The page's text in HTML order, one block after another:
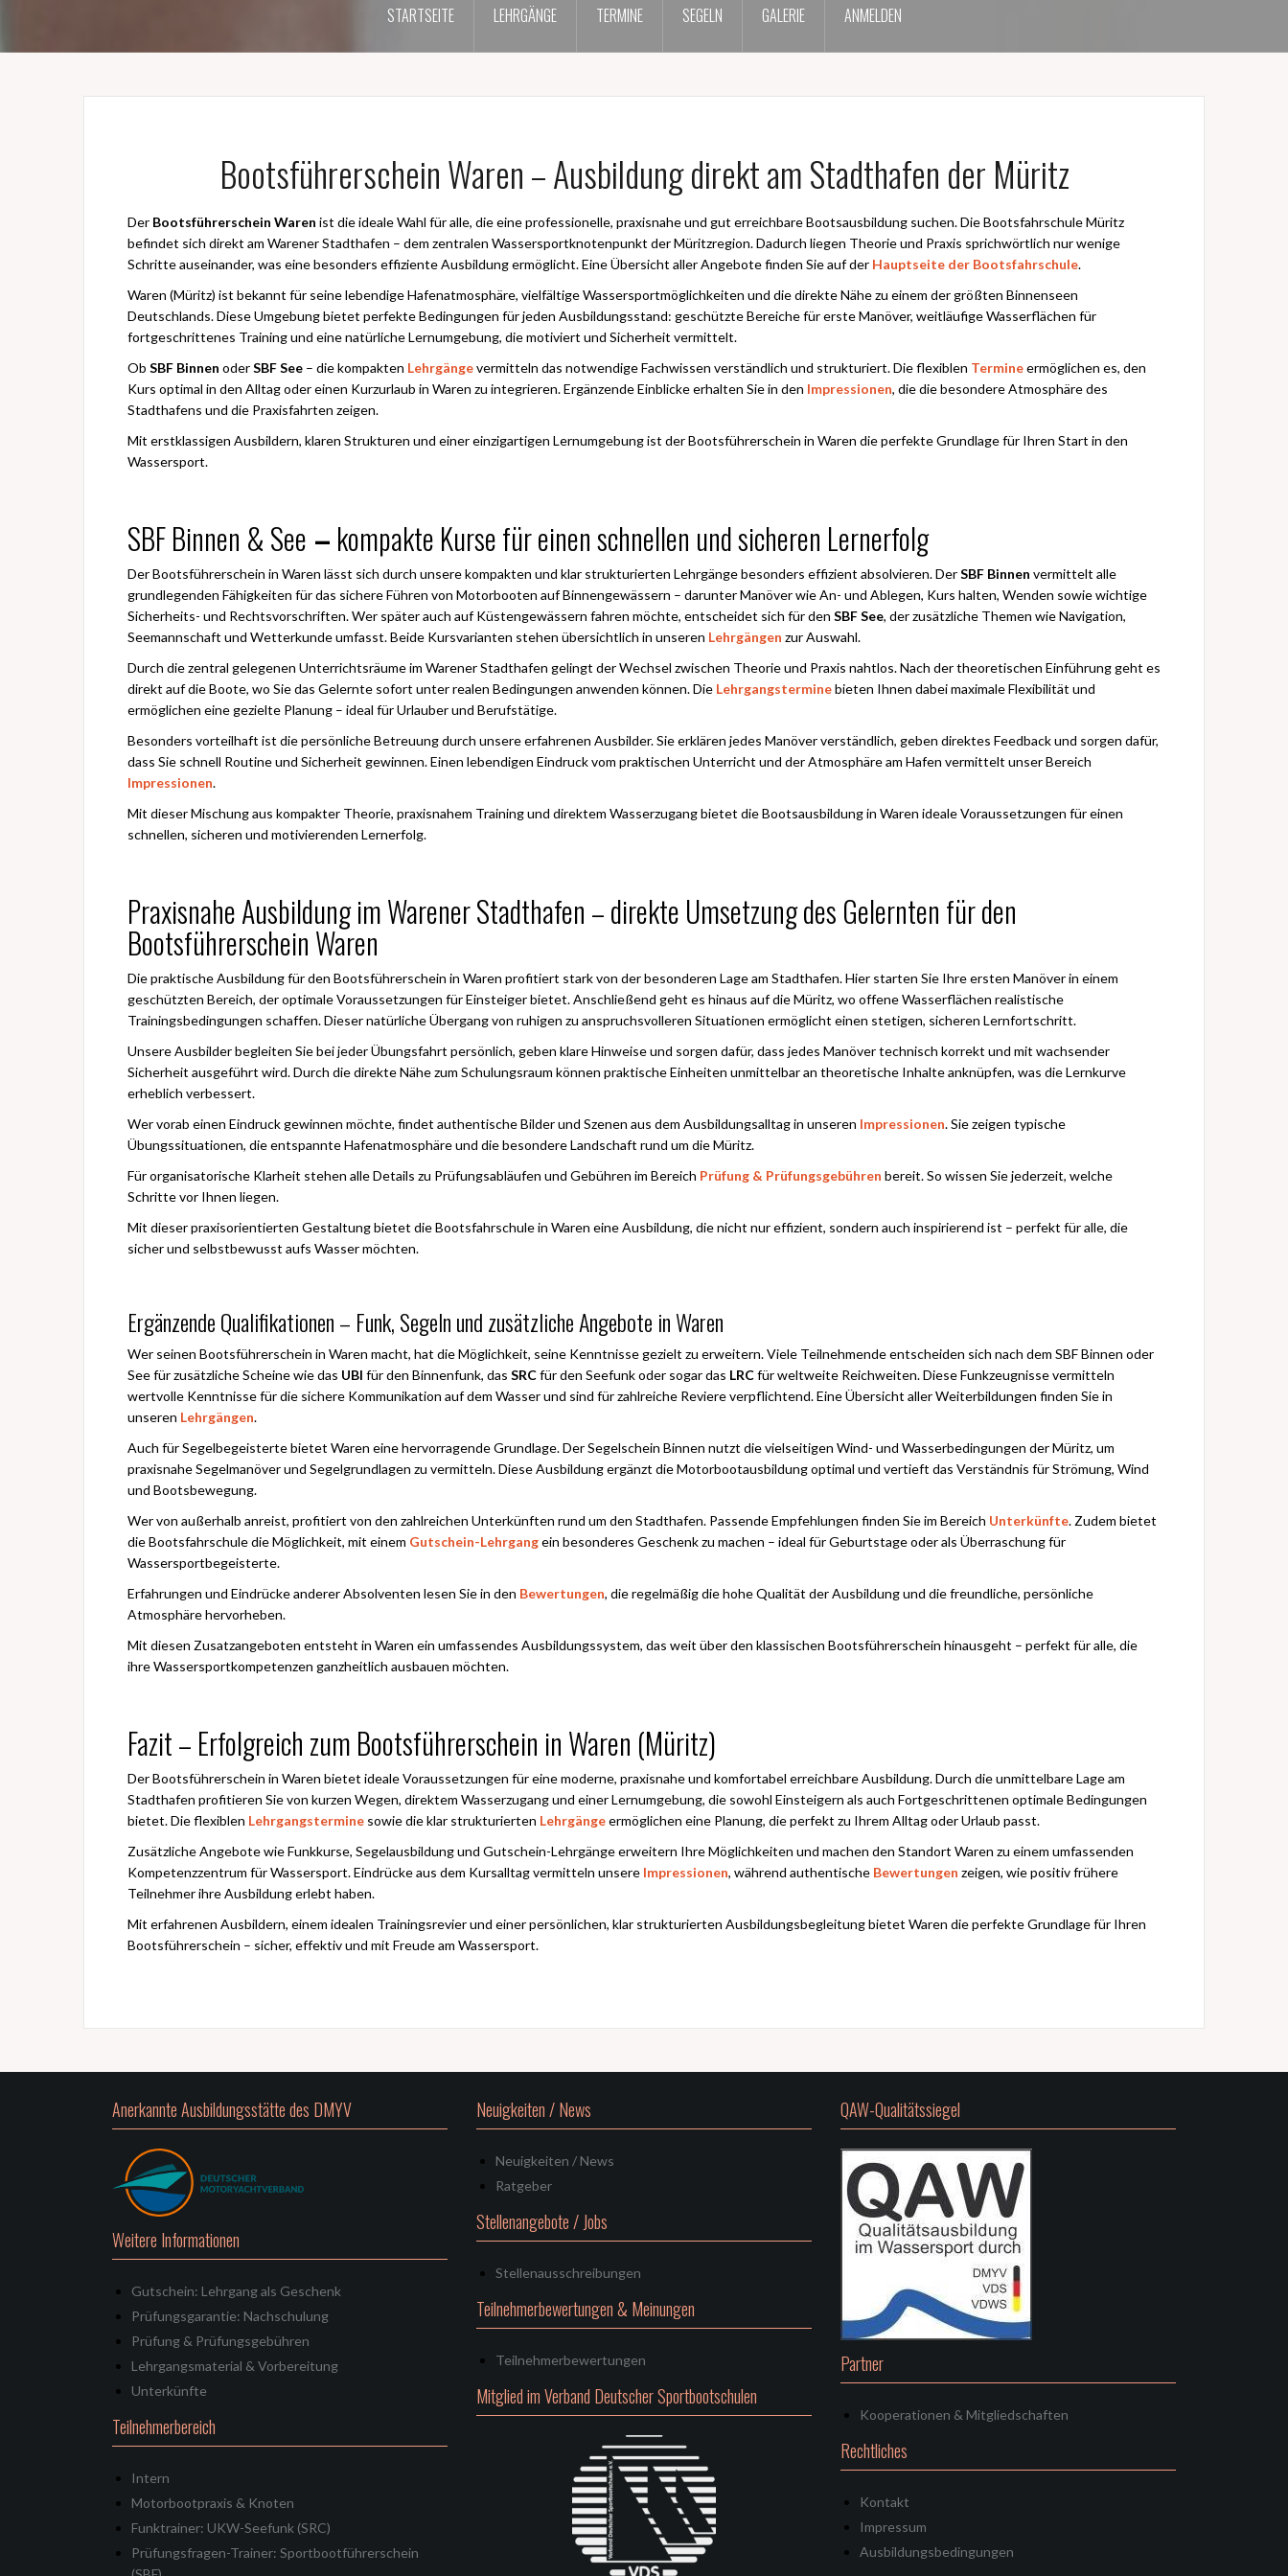
STARTSEITE LEHRGÄNGE TERMINE SEGELN GALERIE ANMELDEN
Bootsführerschein Waren – Ausbildung direkt am Stadthafen der Müritz
Der Bootsführerschein Waren ist die ideale Wahl für alle, die eine professionelle, praxisnahe und gut erreichbare Bootsausbildung suchen. Die Bootsfahrschule Müritz
befindet sich direkt am Warener Stadthafen – dem zentralen Wassersportknotenpunkt der Müritzregion. Dadurch liegen Theorie und Praxis sprichwörtlich nur wenige
Schritte auseinander, was eine besonders effiziente Ausbildung ermöglicht. Eine Übersicht aller Angebote finden Sie auf der Hauptseite der Bootsfahrschule.
Waren (Müritz) ist bekannt für seine lebendige Hafenatmosphäre, vielfältige Wassersportmöglichkeiten und die direkte Nähe zu einem der größten Binnenseen
Deutschlands. Diese Umgebung bietet perfekte Bedingungen für jeden Ausbildungsstand: geschützte Bereiche für erste Manöver, weitläufige Wasserflächen für
fortgeschrittenes Training und eine natürliche Lernumgebung, die motiviert und Sicherheit vermittelt.
Ob SBF Binnen oderSBF See – die kompakten Lehrgängevermitteln das notwendige Fachwissen verständlich und strukturiert. Die flexiblen Termineermöglichen es, den
Kurs optimal in den Alltag oder einen Kurzurlaub in Waren zu integrieren. Ergänzende Einblicke erhalten Sie in den Impressionen, die die besondere Atmosphäre des
Stadthafens und die Praxisfahrten zeigen.
Mit erstklassigen Ausbildern, klaren Strukturen und einer einzigartigen Lernumgebung ist der Bootsführerschein in Waren die perfekte Grundlage für Ihren Start in den
Wassersport.
SBF Binnen & See – kompakte Kurse für einen schnellen und sicheren Lernerfolg
Der Bootsführerschein in Waren lässt sich durch unsere kompakten und klar strukturierten Lehrgänge besonders effizient absolvieren. DerSBF Binnen vermittelt alle
grundlegenden Fähigkeiten für das sichere Führen von Motorbooten auf Binnengewässern – darunter Manöver wie An- und Ablegen, Kurs halten, Wenden sowie wichtige
Sicherheits- und Rechtsvorschriften. Wer später auch auf Küstengewässern fahren möchte, entscheidet sich für den SBF See, der zusätzliche Themen wie Navigation,
Seemannschaft und Wetterkunde umfasst. Beide Kursvarianten stehen übersichtlich in unseren Lehrgängen zur Auswahl.
Durch die zentral gelegenen Unterrichtsräume im Warener Stadthafen gelingt der Wechsel zwischen Theorie und Praxis nahtlos. Nach der theoretischen Einführung geht es
direkt auf die Boote, wo Sie das Gelernte sofort unter realen Bedingungen anwenden können. Die Lehrgangsterminebieten Ihnen dabei maximale Flexibilität und
ermöglichen eine gezielte Planung – ideal für Urlauber und Berufstätige.
Besonders vorteilhaft ist die persönliche Betreuung durch unsere erfahrenen Ausbilder. Sie erklären jedes Manöver verständlich, geben direktes Feedback und sorgen dafür,
dass Sie schnell Routine und Sicherheit gewinnen. Einen lebendigen Eindruck vom praktischen Unterricht und der Atmosphäre am Hafen vermittelt unser Bereich
Impressionen.
Mit dieser Mischung aus kompakter Theorie, praxisnahem Training und direktem Wasserzugang bietet die Bootsausbildung in Waren ideale Voraussetzungen für einen
schnellen, sicheren und motivierenden Lernerfolg.
Praxisnahe Ausbildung im Warener Stadthafen – direkte Umsetzung des Gelernten für den
Bootsführerschein Waren
Die praktische Ausbildung für den Bootsführerschein in Waren profitiert stark von der besonderen Lage am Stadthafen. Hier starten Sie Ihre ersten Manöver in einem
geschützten Bereich, der optimale Voraussetzungen für Einsteiger bietet. Anschließend geht es hinaus auf die Müritz, wo offene Wasserflächen realistische
Trainingsbedingungen schaffen. Dieser natürliche Übergang von ruhigen zu anspruchsvolleren Situationen ermöglicht einen stetigen, sicheren Lernfortschritt.
Unsere Ausbilder begleiten Sie bei jeder Übungsfahrt persönlich, geben klare Hinweise und sorgen dafür, dass jedes Manöver technisch korrekt und mit wachsender
Sicherheit ausgeführt wird. Durch die direkte Nähe zum Schulungsraum können praktische Einheiten unmittelbar an theoretische Inhalte anknüpfen, was die Lernkurve
erheblich verbessert.
Wer vorab einen Eindruck gewinnen möchte, findet authentische Bilder und Szenen aus dem Ausbildungsalltag in unseren Impressionen. Sie zeigen typische
Übungssituationen, die entspannte Hafenatmosphäre und die besondere Landschaft rund um die Müritz.
Für organisatorische Klarheit stehen alle Details zu Prüfungsabläufen und Gebühren im Bereich Prüfung & Prüfungsgebühren bereit. So wissen Sie jederzeit, welche
Schritte vor Ihnen liegen.
Mit dieser praxisorientierten Gestaltung bietet die Bootsfahrschule in Waren eine Ausbildung, die nicht nur effizient, sondern auch inspirierend ist – perfekt für alle, die
sicher und selbstbewusst aufs Wasser möchten.
Ergänzende Qualifikationen – Funk, Segeln und zusätzliche Angebote in Waren
Wer seinen Bootsführerschein in Waren macht, hat die Möglichkeit, seine Kenntnisse gezielt zu erweitern. Viele Teilnehmende entscheiden sich nach dem SBF Binnen oder
See für zusätzliche Scheine wie das UBI für den Binnenfunk, das SRCfür den Seefunk oder sogar das LRCfür weltweite Reichweiten. Diese Funkzeugnisse vermitteln
wertvolle Kenntnisse für die sichere Kommunikation auf dem Wasser und sind für zahlreiche Reviere verpflichtend. Eine Übersicht aller Weiterbildungen finden Sie in
unseren Lehrgängen.
Auch für Segelbegeisterte bietet Waren eine hervorragende Grundlage. Der Segelschein Binnen nutzt die vielseitigen Wind- und Wasserbedingungen der Müritz, um
praxisnahe Segelmanöver und Segelgrundlagen zu vermitteln. Diese Ausbildung ergänzt die Motorbootausbildung optimal und vertieft das Verständnis für Strömung, Wind
und Bootsbewegung.
Wer von außerhalb anreist, profitiert von den zahlreichen Unterkünften rund um den Stadthafen. Passende Empfehlungen finden Sie im Bereich Unterkünfte. Zudem bietet
die Bootsfahrschule die Möglichkeit, mit einem Gutschein-Lehrgangein besonderes Geschenk zu machen – ideal für Geburtstage oder als Überraschung für
Wassersportbegeisterte.
Erfahrungen und Eindrücke anderer Absolventen lesen Sie in den Bewertungen, die regelmäßig die hohe Qualität der Ausbildung und die freundliche, persönliche
Atmosphäre hervorheben.
Mit diesen Zusatzangeboten entsteht in Waren ein umfassendes Ausbildungssystem, das weit über den klassischen Bootsführerschein hinausgeht – perfekt für alle, die
ihre Wassersportkompetenzen ganzheitlich ausbauen möchten.
Fazit – Erfolgreich zum Bootsführerschein in Waren (Müritz)
Der Bootsführerschein in Waren bietet ideale Voraussetzungen für eine moderne, praxisnahe und komfortabel erreichbare Ausbildung. Durch die unmittelbare Lage am
Stadthafen profitieren Sie von kurzen Wegen, direktem Wasserzugang und einer Lernumgebung, die sowohl Einsteigern als auch Fortgeschrittenen optimale Bedingungen
bietet. Die flexiblen Lehrgangstermine sowie die klar strukturierten Lehrgängeermöglichen eine Planung, die perfekt zu Ihrem Alltag oder Urlaub passt.
Zusätzliche Angebote wie Funkkurse, Segelausbildung und Gutschein-Lehrgänge erweitern Ihre Möglichkeiten und machen den Standort Waren zu einem umfassenden
Kompetenzzentrum für Wassersport. Eindrücke aus dem Kursalltag vermitteln unsere Impressionen, während authentische Bewertungen zeigen, wie positiv frühere
Teilnehmer ihre Ausbildung erlebt haben.
Mit erfahrenen Ausbildern, einem idealen Trainingsrevier und einer persönlichen, klar strukturierten Ausbildungsbegleitung bietet Waren die perfekte Grundlage für Ihren
Bootsführerschein – sicher, effektiv und mit Freude am Wassersport.
Anerkannte Ausbildungsstätte des DMYV
Weitere Informationen
Gutschein: Lehrgang als Geschenk
Prüfungsgarantie: Nachschulung
Prüfung & Prüfungsgebühren
Lehrgangsmaterial & Vorbereitung
Unterkünfte
Teilnehmerbereich
Intern
Motorbootpraxis & Knoten
Funktrainer: UKW-Seefunk (SRC)
Prüfungsfragen-Trainer: Sportbootführerschein
Neuigkeiten / News
Neuigkeiten / News
Ratgeber
Stellenangebote / Jobs
Stellenausschreibungen
Teilnehmerbewertungen & Meinungen
Teilnehmerbewertungen
Mitglied im Verband Deutscher Sportbootschulen
QAW-Qualitätssiegel
Partner
Kooperationen & Mitgliedschaften
Rechtliches
Kontakt
Impressum
Ausbildungsbedingungen